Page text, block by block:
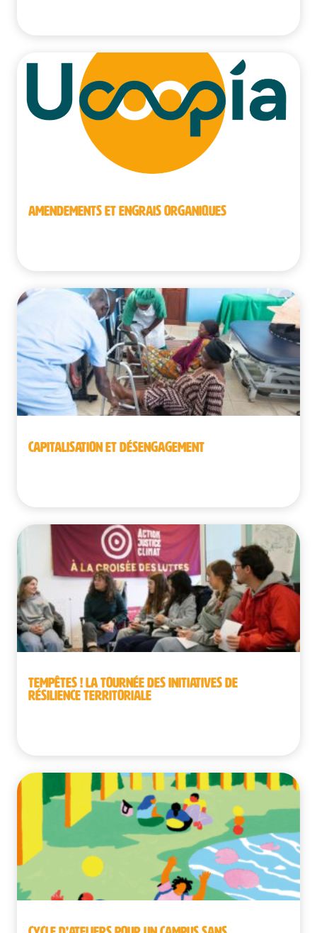
AMENDEMENTS ET ENGRAIS ORGANIQUES
CAPITALISATION ET DÉSENGAGEMENT
TEMPÊTES ! LA TOURNÉE DES INITIATIVES DE
RÉSILIENCE TERRITORIALE